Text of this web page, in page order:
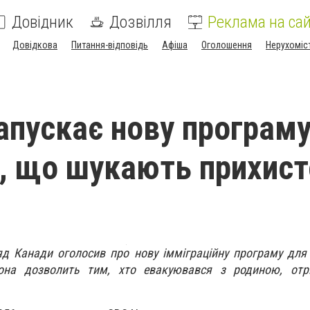
Довідник Дозвілля Реклама на
Довідкова Питання-відповідь Афіша Оголошення
нову
що шукають
Канади оголосив про нову імміграційну програму для
дозволить тим, хто евакуювався з родиною,